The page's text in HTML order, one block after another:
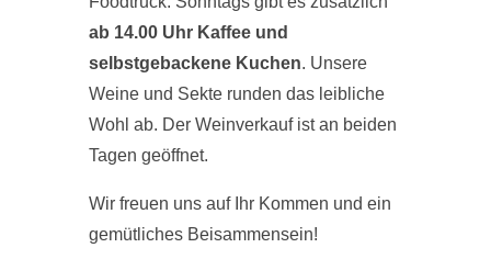
ab 14.00 Uhr Kaffee und
selbstgebackene Kuchen. Unsere
Weine und Sekte runden das leibliche
Wohl ab. Der Weinverkauf ist an beiden
Tagen geöffnet.
Wir freuen uns auf Ihr Kommen und ein
gemütliches Beisammensein!